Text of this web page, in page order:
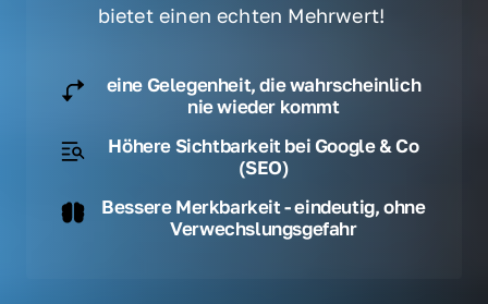
bietet einen echten Mehrwert!
eine Gelegenheit, die wahrscheinlich
nie wieder kommt
Höhere Sichtbarkeit bei Google & Co
(SEO)
Bessere Merkbarkeit - eindeutig, ohne
Verwechslungsgefahr